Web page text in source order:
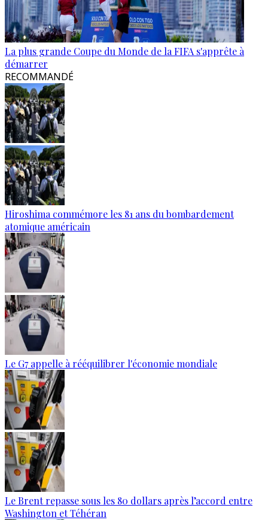
La plus grande Coupe du Monde de la FIFA s'apprête à
démarrer
RECOMMANDÉ
Hiroshima commémore les 81 ans du bombardement
atomique américain
Le G7 appelle à rééquilibrer l'économie mondiale
Le Brent repasse sous les 80 dollars après l’accord entre
Washington et Téhéran